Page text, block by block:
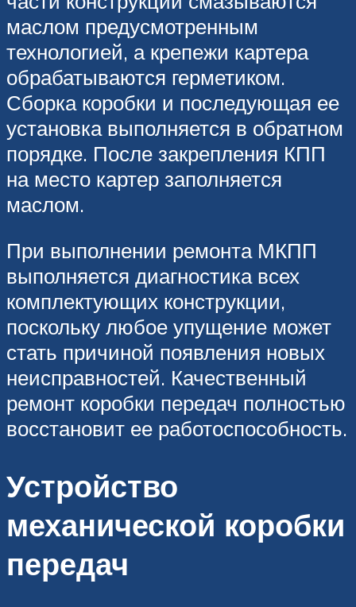
маслом предусмотренным
технологией, а крепежи картера
обрабатываются герметиком.
Сборка коробки и последующая ее
установка выполняется в обратном
порядке. После закрепления КПП
на место картер заполняется
маслом.
При выполнении ремонта МКПП
выполняется диагностика всех
комплектующих конструкции,
поскольку любое упущение может
стать причиной появления новых
неисправностей. Качественный
ремонт коробки передач полностью
восстановит ее работоспособность.
Устройство
механической коробки
передач